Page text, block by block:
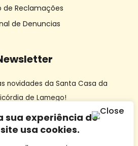
sua experiência de
usa cookies.
de Reclamações
de Denuncias
novidades da Santa Casa da
de Lamego!